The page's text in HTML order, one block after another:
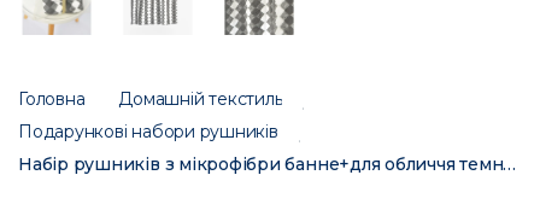
Головна
Домашній текстиль
Подарункові набори рушників
Набір рушників з мікрофібри банне+для обличчя темно-сірого кольору 114016 196438C